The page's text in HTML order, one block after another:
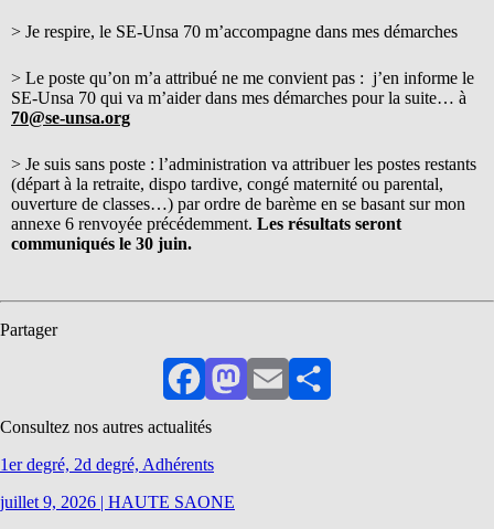
> Je respire, le SE-Unsa 70 m’accompagne dans mes démarches
> Le poste qu’on m’a attribué ne me convient pas : j’en informe le
SE-Unsa 70 qui va m’aider dans mes démarches pour la suite… à
70@se-unsa.org
> Je suis sans poste : l’administration va attribuer les postes restants
(départ à la retraite, dispo tardive, congé maternité ou parental,
ouverture de classes…) par ordre de barème en se basant sur mon
annexe 6 renvoyée précédemment. Les résultats seront
communiqués le 30 juin.
Partager
FacebookMastodon
EmailPartager
Consultez nos autres actualités
1er degré, 2d degré, Adhérents
juillet 9, 2026 | HAUTE SAONE